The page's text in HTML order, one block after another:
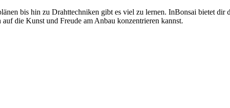
bis hin zu Drahttechniken gibt es viel zu lernen. InBonsai bietet
die Kunst und Freude am Anbau konzentrieren kannst.